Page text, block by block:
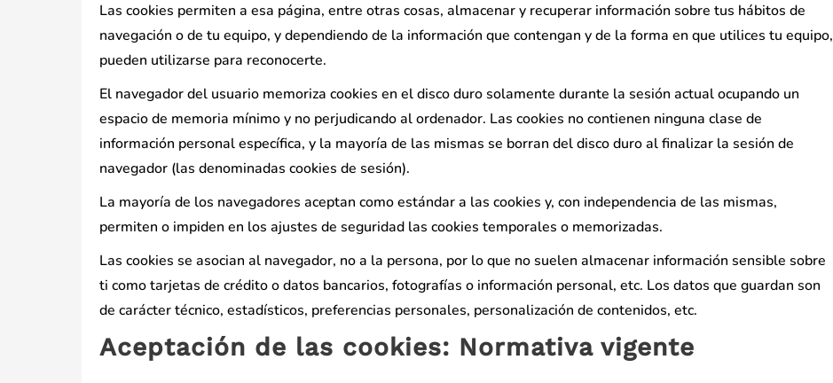
Las cookies permiten a esa página, entre otras cosas, almacenar y recuperar información sobre tus hábitos de
navegación o de tu equipo, y dependiendo de la información que contengan y de la forma en que utilices tu equipo,
pueden utilizarse para reconocerte.
El navegador del usuario memoriza cookies en el disco duro solamente durante la sesión actual ocupando un
espacio de memoria mínimo y no perjudicando al ordenador. Las cookies no contienen ninguna clase de
información personal específica, y la mayoría de las mismas se borran del disco duro al finalizar la sesión de
navegador (las denominadas cookies de sesión).
La mayoría de los navegadores aceptan como estándar a las cookies y, con independencia de las mismas,
permiten o impiden en los ajustes de seguridad las cookies temporales o memorizadas.
Las cookies se asocian al navegador, no a la persona, por lo que no suelen almacenar información sensible sobre
ti como tarjetas de crédito o datos bancarios, fotografías o información personal, etc. Los datos que guardan son
de carácter técnico, estadísticos, preferencias personales, personalización de contenidos, etc.
Aceptación de las cookies: Normativa vigente